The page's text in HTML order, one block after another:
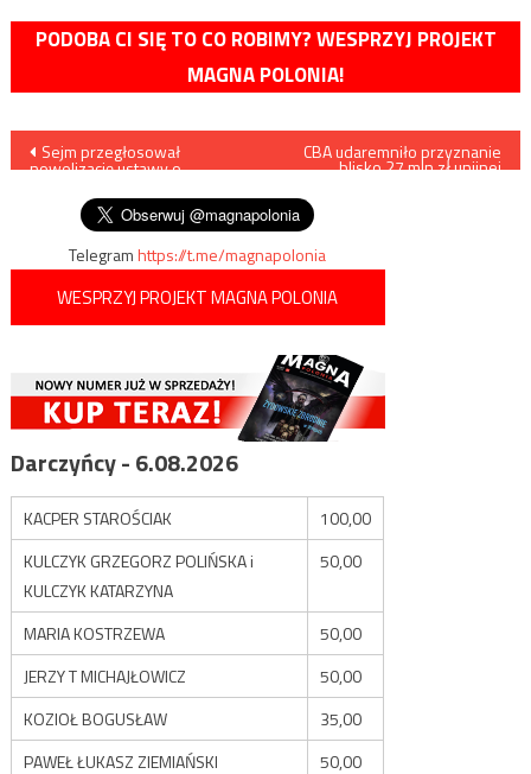
PODOBA CI SIĘ TO CO ROBIMY? WESPRZYJ PROJEKT
MAGNA POLONIA!
Nawigacja
wpisu
Sejm przegłosował
nowelizację ustawy o
CBA udaremniło przyznanie
blisko 27 mln zł unijnej
Telegramhttps://t.me/magnapolonia
WESPRZYJ PROJEKT MAGNA POLONIA
Darczyńcy - 6.08.2026
KACPER STAROŚCIAK
100,00
KULCZYK GRZEGORZ POLIŃSKA i
KULCZYK KATARZYNA
50,00
MARIA KOSTRZEWA
50,00
JERZY T MICHAJŁOWICZ
50,00
KOZIOŁ BOGUSŁAW
35,00
PAWEŁ ŁUKASZ ZIEMIAŃSKI
50,00